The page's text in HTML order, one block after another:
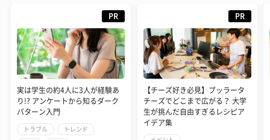
PR
実は学生の約4人に3人が経験あ
り!? アンケートから知るダーク
パターン入門
トラブル トレンド
PR
【チーズ好き必見】ブッラータ
チーズでどこまで広がる？ 大学
生が挑んだ自由すぎるレシピア
イデア集